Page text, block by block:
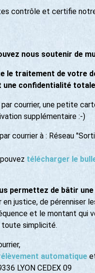
contrôle et certifie
nous soutenir de
le traitement de votre
une confidentialité totale
courrier, une petite
supplémentaire :-)
courrier à : Réseau
télécharger le
permettez de bâtir
en justice, de pérenniser
et le montant qui
toute simplicité.
automatique
LYON CEDEX 09